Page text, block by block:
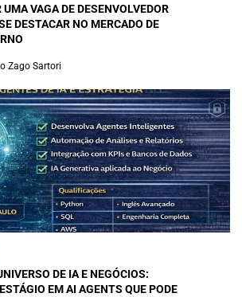
VAGA DE DESENVOLVEDOR
DESTACAR NO MERCADO DE
Zago Sartori
DE IA E NEGÓCIOS:
EM AI AGENTS QUE PODE